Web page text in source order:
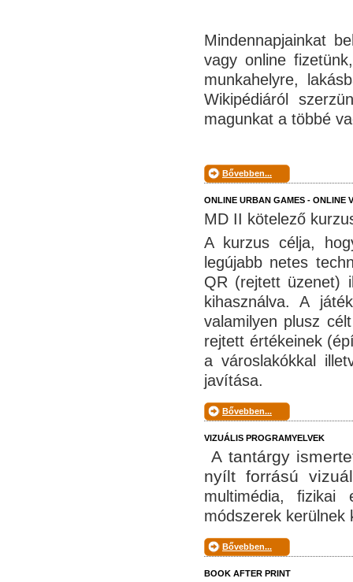
Mindennapjainkat
vagy online
munkahelyre,
Wikipédiáról
magunkat a többé
Bővebben...
ONLINE URBAN GAMES - ONLINE
MD II kötelező
A kurzus célja,
legújabb netes
QR (rejtett üzenet)
kihasználva. A
valamilyen plusz
rejtett értékeinek
a városlakókkal
javítása.
Bővebben...
VIZUÁLIS PROGRAMYELVEK
A tantárgy
nyílt forrású
multimédia, ﬁzikai
módszerek kerülnek
Bővebben...
BOOK AFTER PRINT